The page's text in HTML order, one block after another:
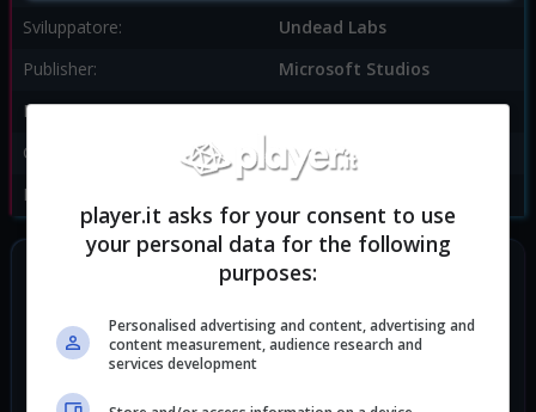
Sviluppatore:
Undead Labs
Publisher:
Microsoft Studios
Disponibile per:
PC,Xbox One
Genere:
Survival
Data di rilascio:
SEGUICI SUI SOCIAL
Twitch
Telegram
Discord
player.it asks for your consent to use
your personal data for the following
purposes:
Personalised advertising and content, advertising and
content measurement, audience research and
services development